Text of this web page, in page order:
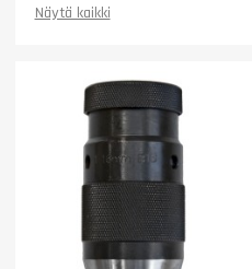
Näytä kaikki